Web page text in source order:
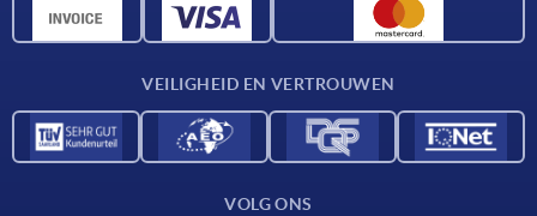
CAD-gegevens
VEILIGHEID EN VERTROUWEN
VOLG ONS